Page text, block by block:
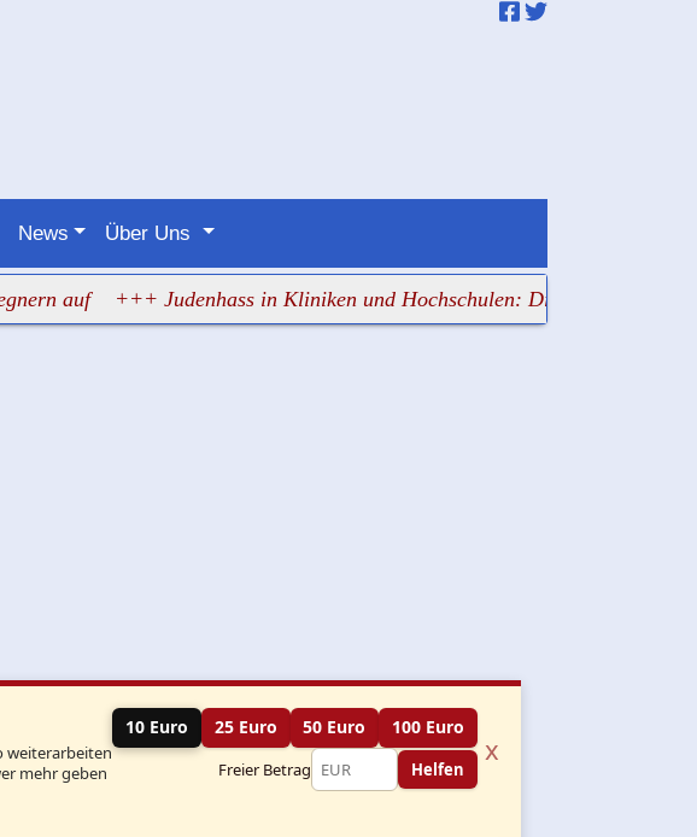
News Über Uns
auf +++ Judenhass in Kliniken und Hochschulen: Die Verantwortlichen
weiterarbeiten
mehr geben
10 Euro 25 Euro 50 Euro 100 Euro
Freier Betrag Helfen
x